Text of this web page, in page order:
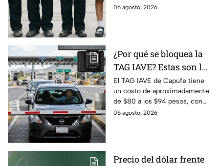
escolar 2026-2027 y consejos
06 agosto, 2026
¿Por qué se bloquea la
TAG IAVE? Estas son las
razones por las que no
pasa en la caseta
El TAG IAVE de Capufe tiene
un costo de aproximadamente
de $80 a los $94 pesos, con
IVA incluido; te compartimos
06 agosto, 2026
Precio del dólar frente